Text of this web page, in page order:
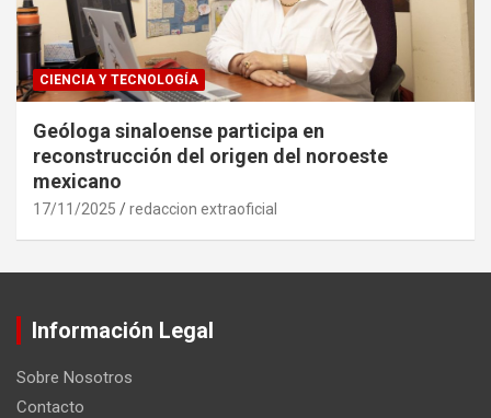
CIENCIA Y TECNOLOGÍA
Geóloga sinaloense participa en
reconstrucción del origen del noroeste
mexicano
17/11/2025 redaccion extraoficial
Información Legal
Sobre Nosotros
Contacto